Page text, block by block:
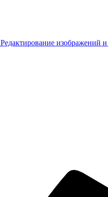
Редактирование изображений